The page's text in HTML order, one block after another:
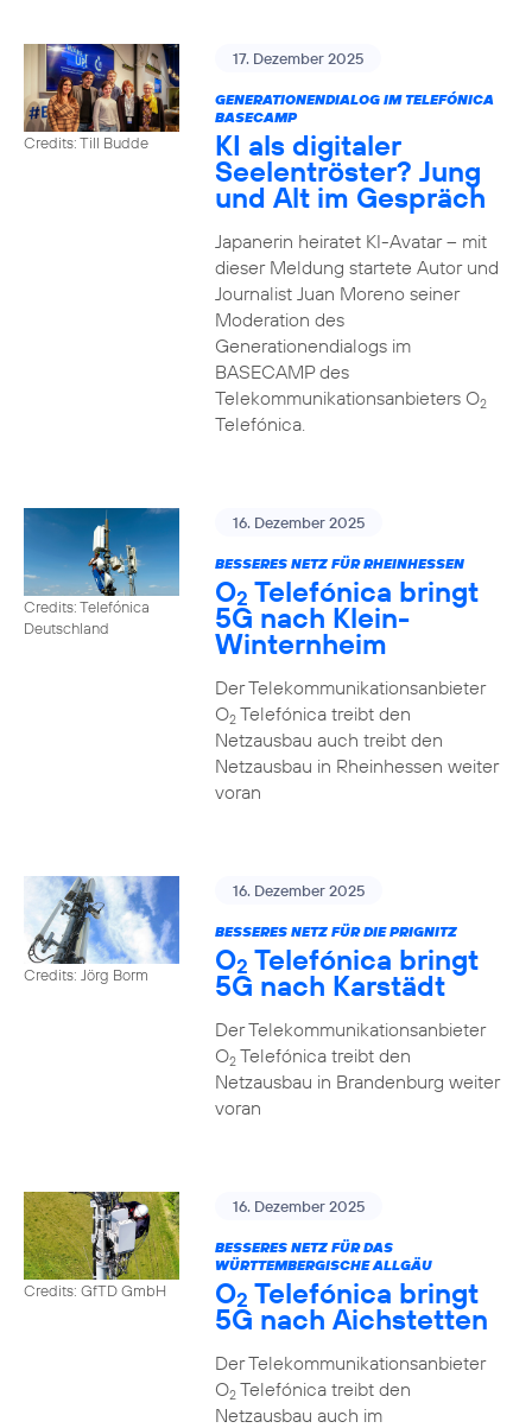
Credits: Till Budde
17. Dezember 2025
GENERATIONENDIALOG IM TELEFÓNICA
BASECAMP
KI als digitaler
Seelentröster? Jung
und Alt im Gespräch
Japanerin heiratet KI-Avatar – mit
dieser Meldung startete Autor und
Journalist Juan Moreno seiner
Moderation des
Generationendialogs im
BASECAMP des
Telekommunikationsanbieters O2
Telefónica.
Credits: Telefónica
Deutschland
16. Dezember 2025
BESSERES NETZ FÜR RHEINHESSEN
O2 Telefónica bringt
5G nach Klein-
Winternheim
Der Telekommunikationsanbieter
O2Telefónica treibt den
Netzausbau auch treibt den
Netzausbau in Rheinhessen weiter
voran
Credits: Jörg Borm
16. Dezember 2025
BESSERES NETZ FÜR DIE PRIGNITZ
O2 Telefónica bringt
5G nach Karstädt
Der Telekommunikationsanbieter
O2Telefónica treibt den
Netzausbau in Brandenburg weiter
voran
Credits: GfTD GmbH
16. Dezember 2025
BESSERES NETZ FÜR DAS
WÜRTTEMBERGISCHE ALLGÄU
O2 Telefónica bringt
5G nach Aichstetten
Der Telekommunikationsanbieter
O2Telefónica treibt den
Netzausbau auch im